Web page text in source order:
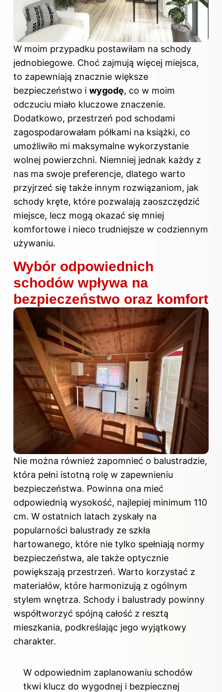
W moim przypadku postawiłam na schody
jednobiegowe. Choć zajmują więcej miejsca,
to zapewniają znacznie większe
bezpieczeństwo i wygodę, co w moim
odczuciu miało kluczowe znaczenie.
Dodatkowo, przestrzeń pod schodami
zagospodarowałam półkami na książki, co
umożliwiło mi maksymalne wykorzystanie
wolnej powierzchni. Niemniej jednak każdy z
nas ma swoje preferencje, dlatego warto
przyjrzeć się także innym rozwiązaniom, jak
schody kręte, które pozwalają zaoszczędzić
miejsce, lecz mogą okazać się mniej
komfortowe i nieco trudniejsze w codziennym
używaniu.
Wybór odpowiednich
schodów wpływa na
bezpieczeństwo oraz komfort
Nie można również zapomnieć o balustradzie,
która pełni istotną rolę w zapewnieniu
bezpieczeństwa. Powinna ona mieć
odpowiednią wysokość, najlepiej minimum 110
cm. W ostatnich latach zyskały na
popularności balustrady ze szkła
hartowanego, które nie tylko spełniają normy
bezpieczeństwa, ale także optycznie
powiększają przestrzeń. Warto korzystać z
materiałów, które harmonizują z ogólnym
stylem wnętrza. Schody i balustrady powinny
współtworzyć spójną całość z resztą
mieszkania, podkreślając jego wyjątkowy
charakter.
W odpowiednim zaplanowaniu schodów
tkwi klucz do wygodnej i bezpiecznej